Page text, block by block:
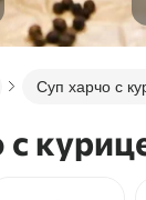
Суп харчо с
с